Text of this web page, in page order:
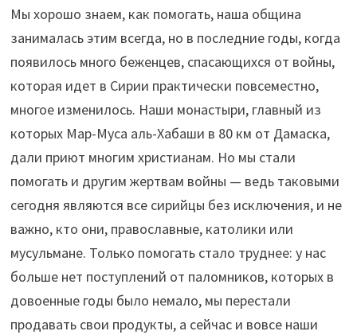
Мы хорошо знаем, как помогать, наша община
занималась этим всегда, но в последние годы, когда
появилось много беженцев, спасающихся от войны,
которая идет в Сирии практически повсеместно,
многое изменилось. Наши монастыри, главный из
которых Мар-Муса аль-Хабаши в 80 км от Дамаска,
дали приют многим христианам. Но мы стали
помогать и другим жертвам войны — ведь таковыми
сегодня являются все сирийцы без исключения, и не
важно, кто они, православные, католики или
мусульмане. Только помогать стало труднее: у нас
больше нет поступлений от паломников, которых в
довоенные годы было немало, мы перестали
продавать свои продукты, а сейчас и вовсе наши